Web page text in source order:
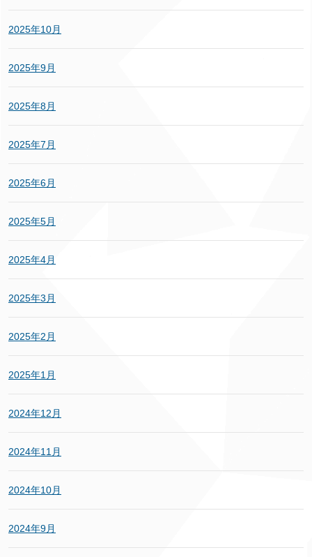
2025年10月
2025年9月
2025年8月
2025年7月
2025年6月
2025年5月
2025年4月
2025年3月
2025年2月
2025年1月
2024年12月
2024年11月
2024年10月
2024年9月